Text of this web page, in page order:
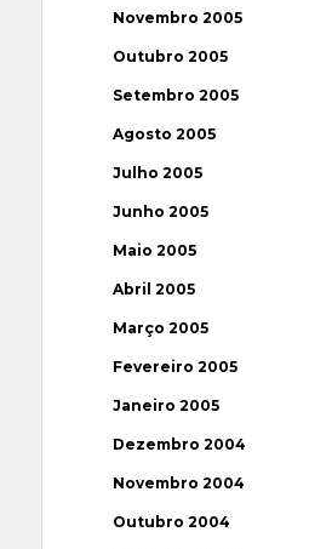
Novembro 2005
Outubro 2005
Setembro 2005
Agosto 2005
Julho 2005
Junho 2005
Maio 2005
Abril 2005
Março 2005
Fevereiro 2005
Janeiro 2005
Dezembro 2004
Novembro 2004
Outubro 2004